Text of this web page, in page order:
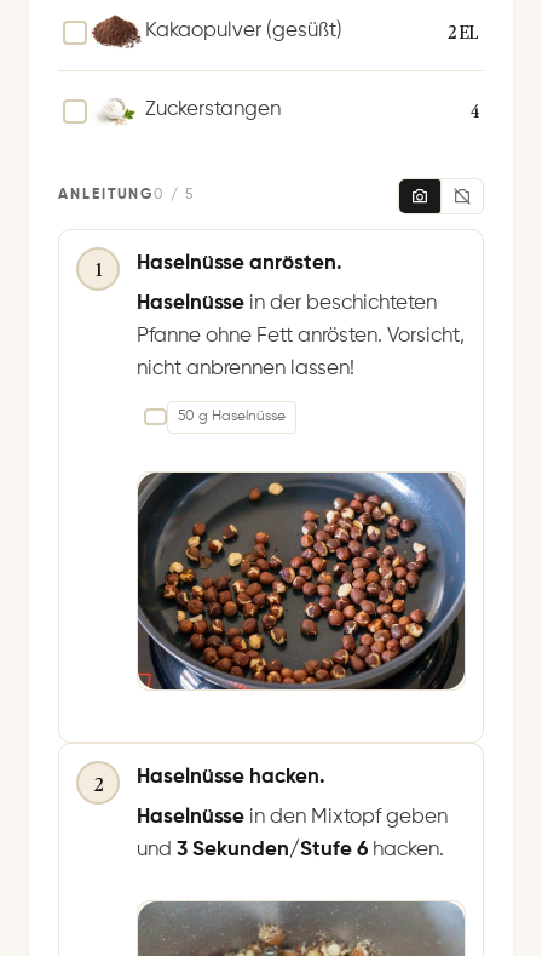
2 EL
Kakaopulver (gesüßt)
4
Zuckerstangen
ANLEITUNG0 / 5
1
Haselnüsse anrösten.
Haselnüsse in der beschichteten
Pfanne ohne Fett anrösten. Vorsicht,
nicht anbrennen lassen!
50 g Haselnüsse
2
Haselnüsse hacken.
Haselnüsse in den Mixtopf geben
und 3 Sekunden/Stufe 6 hacken.